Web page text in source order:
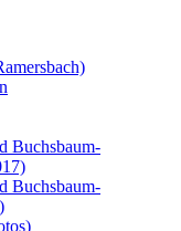
Buchsbaum-
Buchsbaum-